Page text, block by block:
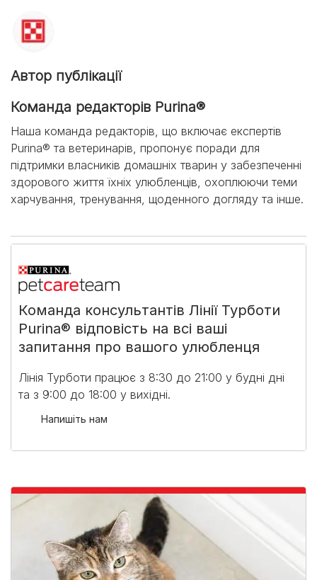
Автор публікації
Команда редакторів Purina®
Наша команда редакторів, що включає експертів
Purina® та ветеринарів, пропонує поради для
підтримки власників домашніх тварин у забезпеченні
здорового життя їхніх улюбленців, охоплюючи теми
харчування, тренування, щоденного догляду та інше.
Команда консультантів Лінії Турботи
Purina® відповість на всі ваші
запитання про вашого улюбленця
Лінія Турботи працює з 8:30 до 21:00 у будні дні
та з 9:00 до 18:00 у вихідні.​
Напишіть нам